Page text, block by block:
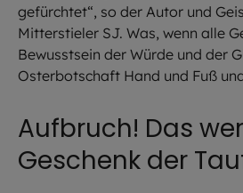
gefürchtet“, so der Autor und
Mitterstieler SJ. Was, wenn alle
Bewusstsein der Würde und der
Osterbotschaft Hand und Fuß
Aufbruch! Das
Geschenk der